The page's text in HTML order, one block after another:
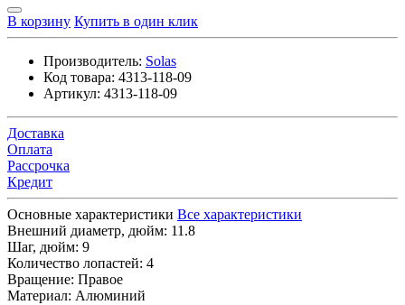
В корзину Купить в один клик
Производитель: Solas
Код товара: 4313-118-09
Артикул: 4313-118-09
Доставка
Оплата
Рассрочка
Кредит
Основные характеристики Все характеристики
Внешний диаметр, дюйм: 11.8
Шаг, дюйм: 9
Количество лопастей: 4
Вращение: Правое
Материал: Алюминий